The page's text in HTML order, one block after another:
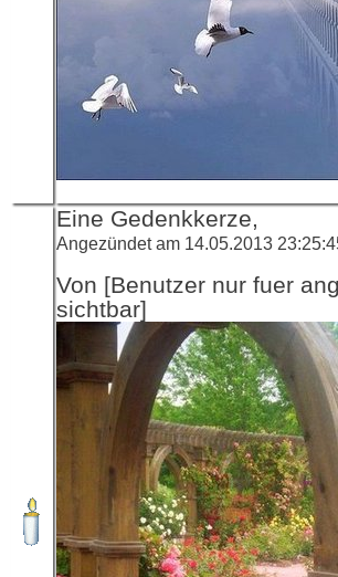
Eine Gedenkkerze,
Angezündet am 14.05.2013
Von [Benutzer nur fuer
sichtbar]